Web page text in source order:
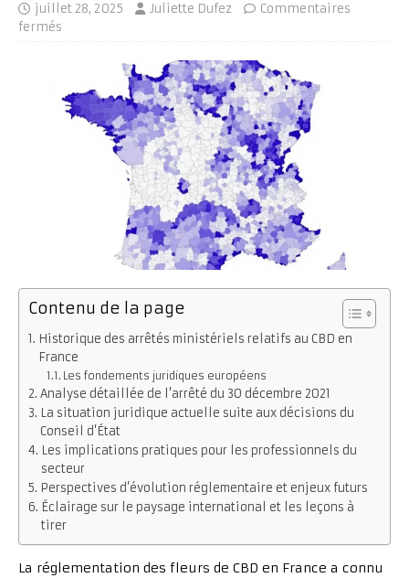
juillet 28, 2025 Juliette Dufez
Commentaires
fermés
Contenu de la page
Historique des arrêtés ministériels relatifs au CBD en
France
Les fondements juridiques européens
Analyse détaillée de l’arrêté du 30 décembre 2021
La situation juridique actuelle suite aux décisions du
Conseil d’État
Les implications pratiques pour les professionnels du
secteur
Perspectives d’évolution réglementaire et enjeux futurs
Éclairage sur le paysage international et les leçons à
tirer
La réglementation des fleurs de CBD en France a connu